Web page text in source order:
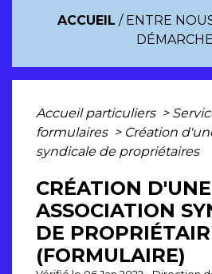
ACCUEIL / ENTRE
Accueil particuliers >
formulaires > Création
syndicale de propriétaires
CRÉATION D'UNE
ASSOCIATION
DE
(FORMULAIRE)